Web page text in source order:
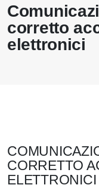
corretto
elettronici
CORRETTO
ELETTRONICI